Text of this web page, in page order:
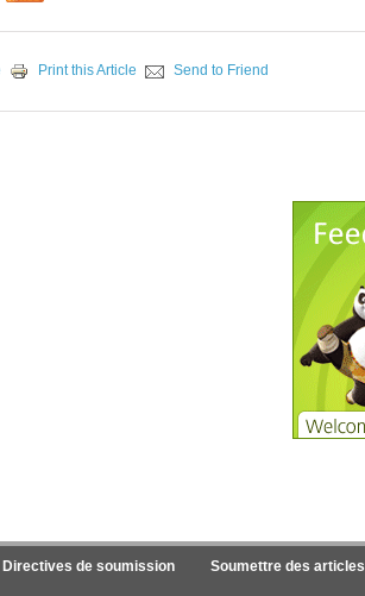
Print this Article Send to Friend
Directives de soumission Soumettre des articles